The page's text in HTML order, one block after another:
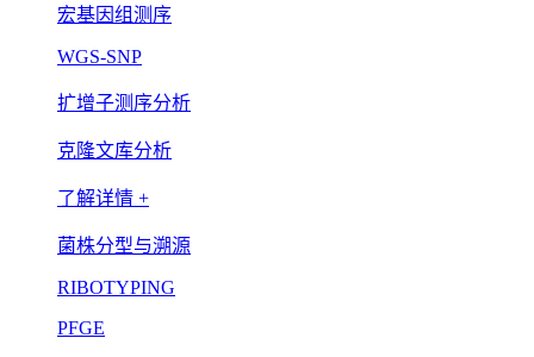
宏基因组测序
WGS-SNP
扩增子测序分析
克隆文库分析
了解详情 +
菌株分型与溯源
RIBOTYPING
PFGE